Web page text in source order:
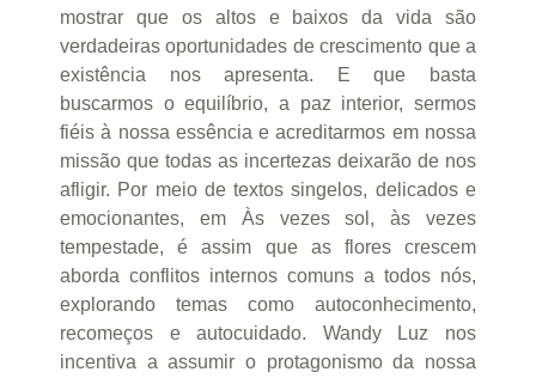
mostrar que os altos e baixos da vida são
verdadeiras oportunidades de crescimento que a
existência nos apresenta. E que basta
buscarmos o equilíbrio, a paz interior, sermos
fiéis à nossa essência e acreditarmos em nossa
missão que todas as incertezas deixarão de nos
afligir. Por meio de textos singelos, delicados e
emocionantes, em Às vezes sol, às vezes
tempestade, é assim que as flores crescem
aborda conflitos internos comuns a todos nós,
explorando temas como autoconhecimento,
recomeços e autocuidado. Wandy Luz nos
incentiva a assumir o protagonismo da nossa